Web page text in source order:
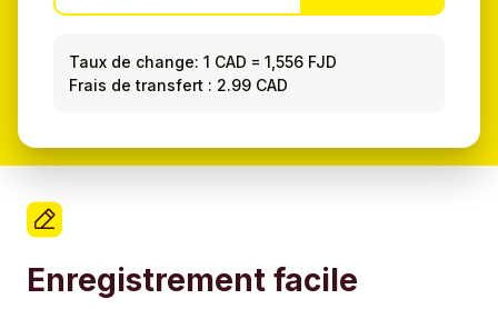
Taux de change: 1 CAD =1,556 FJD
Frais de transfert : 2.99 CAD
Enregistrement facile